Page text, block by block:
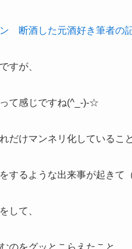
断酒した元酒好き筆者の
すが、
て感じですね(^_-)-☆
だけマンネリ化しているこ
するような出来事が起きて
して、
のをグッとこらえたこと。